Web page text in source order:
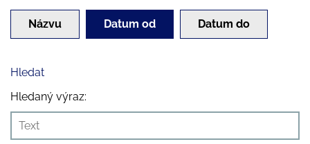
Názvu Datum od Datum do
Hledat
Hledaný výraz: